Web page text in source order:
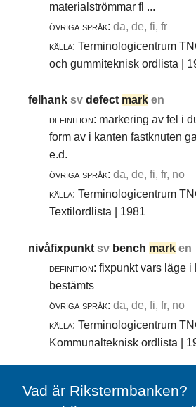
materialströmmar fl ...
övriga språk: da, de, fi, fr
källa: Terminologicentrum
och gummiteknisk ordlista |
felhanksvdefect mark en
definition: markering av fel i
form av i kanten fastknuten
e.d.
övriga språk: da, de, fi, fr, no
källa: Terminologicentrum
Textilordlista | 1981
nivåfixpunktsv bench mark en
definition: fixpunkt vars läge i
bestämts
övriga språk: da, de, fi, fr, no
källa: Terminologicentrum
Kommunalteknisk ordlista |
Vad är Rikstermbanken?